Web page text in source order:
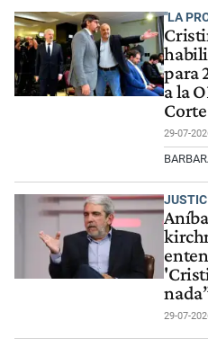
"LA
para
a la
29-07-
29-07-